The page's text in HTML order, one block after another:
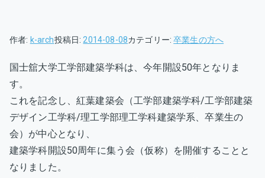
作者: k-arch投稿日:2014-08-08カテゴリー:卒業生の方へ
国士舘大学工学部建築学科は、今年開設50年となりま
す。
これを記念し、紅葉建築会（工学部建築学科/工学部建築
デザイン工学科/理工学部理工学科建築学系、卒業生の
会）が中心となり、
建築学科開設50周年に集う会（仮称）を開催することと
なりました。